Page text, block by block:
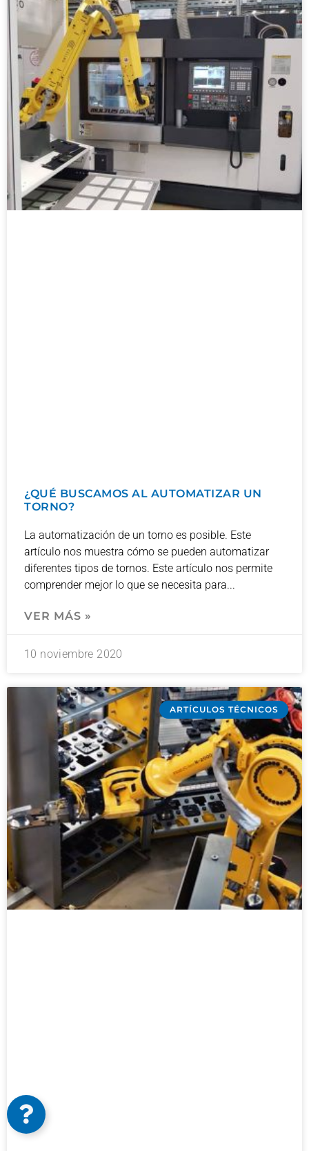
¿QUÉ BUSCAMOS AL AUTOMATIZAR UN
TORNO?
La automatización de un torno es posible. Este
artículo nos muestra cómo se pueden automatizar
diferentes tipos de tornos. Este artículo nos permite
comprender mejor lo que se necesita para
VER MÁS »
10 noviembre 2020
ARTÍCULOS TÉCNICOS